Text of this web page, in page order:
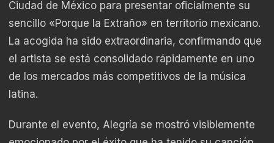
Ciudad de México para presentar oficialmente su
sencillo «Porque la Extraño» en territorio mexicano.
La acogida ha sido extraordinaria, confirmando que
el artista se está consolidado rápidamente en uno
de los mercados más competitivos de la música
latina.
Durante el evento, Alegría se mostró visiblemente